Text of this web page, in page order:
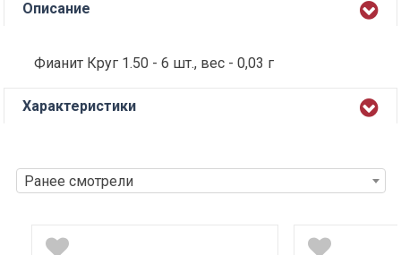
Описание
Фианит Круг 1.50 - 6 шт., вес - 0,03 г
Характеристики
Ранее смотрели